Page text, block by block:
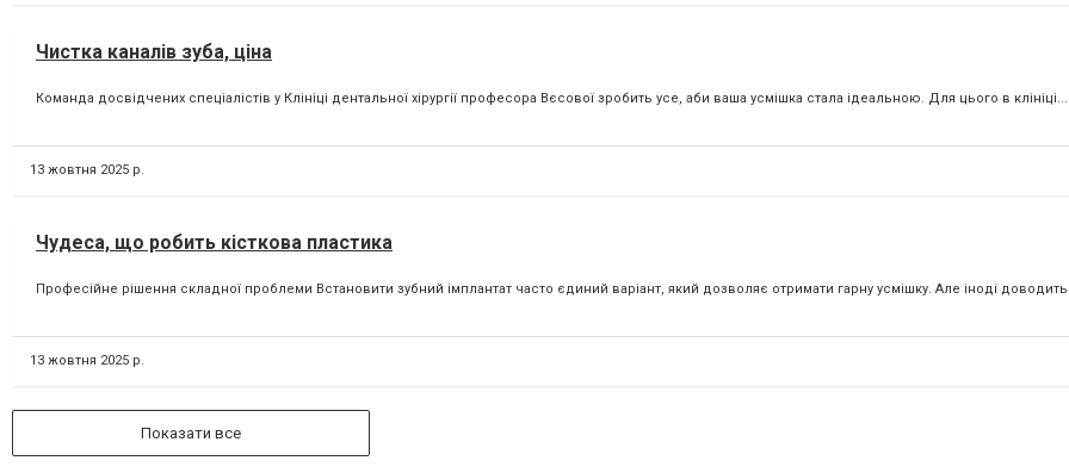
Чистка каналів зуба, ціна
Команда досвідчених спеціалістів у Клініці дентальної хірургії професора Вєсової зробить усе, аби ваша усмішка стала ідеальною. Для цього в клініці...
13 жовтня 2025 р.
Чудеса, що робить кісткова пластика
Професійне рішення складної проблеми Встановити зубний імплантат часто єдиний варіант, який дозволяє отримати гарну усмішку. Але іноді
13 жовтня 2025 р.
Показати все